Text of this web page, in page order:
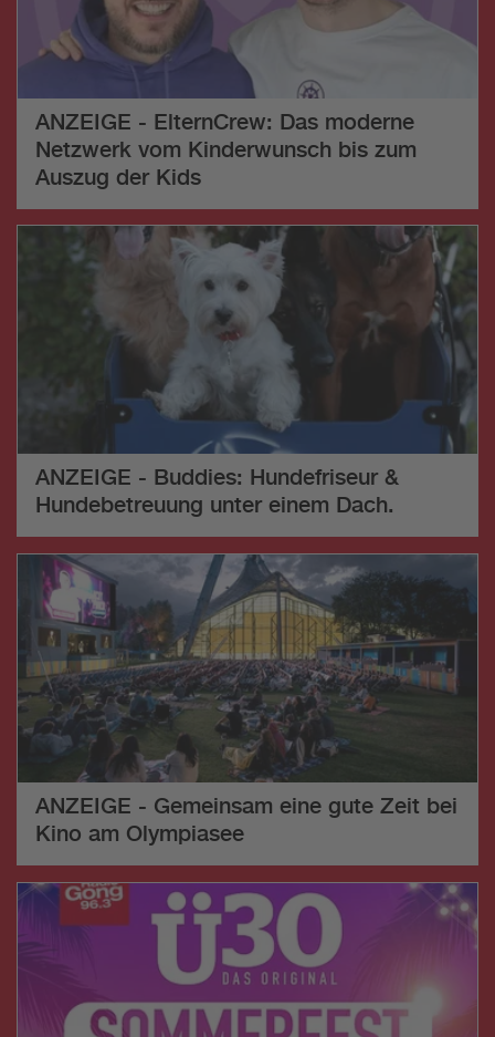
ANZEIGE - ElternCrew: Das moderne
Netzwerk vom Kinderwunsch bis zum
Auszug der Kids
ANZEIGE - Buddies: Hundefriseur &
Hundebetreuung unter einem Dach.
ANZEIGE - Gemeinsam eine gute Zeit bei
Kino am Olympiasee